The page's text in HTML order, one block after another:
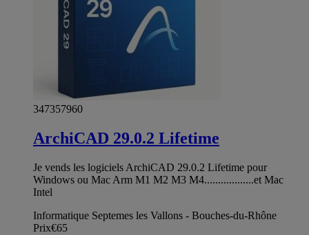
347357960
ArchiCAD 29.0.2 Lifetime
Je vends les logiciels ArchiCAD 29.0.2 Lifetime pour
Windows ou Mac Arm M1 M2 M3 M4..................et Mac
Intel
Informatique Septemes les Vallons - Bouches-du-Rhône
Prix€65